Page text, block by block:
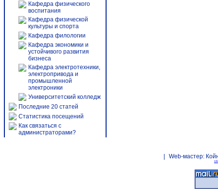
Кафедра физического
воспитания
Кафедра физической
культуры и спорта
Кафедра филологии
Кафедра экономики и
устойчивого развития
бизнеса
Кафедра электротехники,
электропривода и
промышленной
электроники
Университетский колледж
Последние 20 статей
Статистика посещений
Как связаться с
администраторами?
Web-мастер: